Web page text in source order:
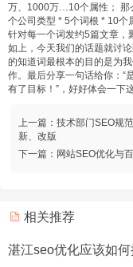
万、1000万…10个属性； 那
个公司类型 * 5个词根 * 10
针对每一个词发约5篇文章，
如上，今天我们的话题就讨
的知道词最根本的目的是为
作。最后分享一句话给你：“
有了目标！”，好好体会一下
上一篇： 技术部门SEO规
新、改版
下一篇： 网站SEO优化与
相关推荐
湛江seo优化应该如